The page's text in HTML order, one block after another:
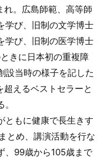
。広島師範、高等師
学び、旧制の文学博士
学び、旧制の医学博士
きに日本初の重複障
設当時の様子を記した
超えるベストセラーと
ともに健康で長生きす
とめ、講演活動を行な
、99歳から105歳まで